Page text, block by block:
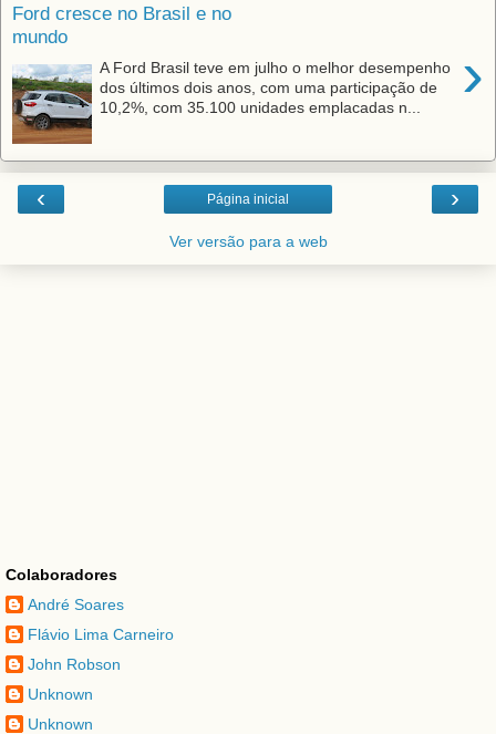
Ford cresce no Brasil e no
mundo
›
A Ford Brasil teve em julho o melhor desempenho
dos últimos dois anos, com uma participação de
10,2%, com 35.100 unidades emplacadas n...
‹ ›
Página inicial
Ver versão para a web
Colaboradores
André Soares
Flávio Lima Carneiro
John Robson
Unknown
Unknown